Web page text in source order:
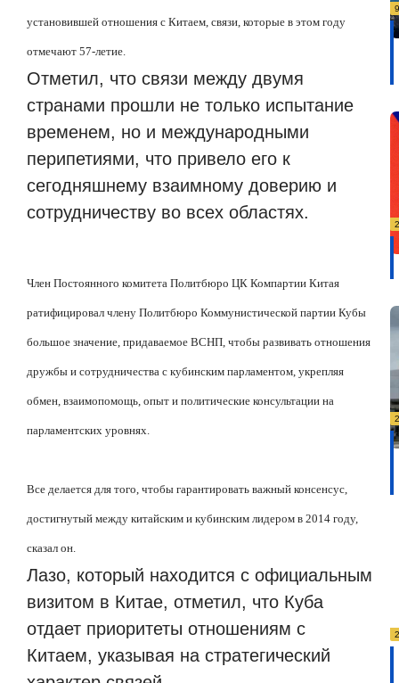
установившей отношения с Китаем, связи, которые в этом году
отмечают 57-летие.
Отметил, что связи между двумя
странами прошли не только испытание
временем, но и международными
перипетиями, что привело его к
сегодняшнему взаимному доверию и
сотрудничеству во всех областях.
Член Постоянного комитета Политбюро ЦК Компартии Китая
ратифицировал члену Политбюро Коммунистической партии Кубы
большое значение, придаваемое ВСНП, чтобы развивать отношения
дружбы и сотрудничества с кубинским парламентом, укрепляя
обмен, взаимопомощь, опыт и политические консультации на
парламентских уровнях.
Все делается для того, чтобы гарантировать важный консенсус,
достигнутый между китайским и кубинским лидером в 2014 году,
сказал он.
Лазо, который находится с официальным
визитом в Китае, отметил, что Куба
отдает приоритеты отношениям с
Китаем, указывая на стратегический